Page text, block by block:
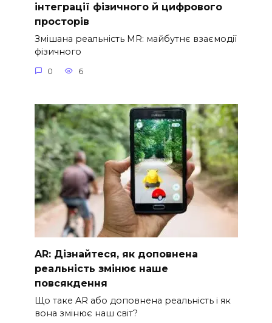
інтеграції фізичного й цифрового
просторів
Змішана реальність MR: майбутнє взаємодії
фізичного
0 6
AR: Дізнайтеся, як доповнена
реальність змінює наше
повсякдення
Що таке AR або доповнена реальність і як
вона змінює наш світ?